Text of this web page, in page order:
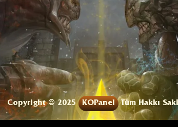
Copyright © 2025 KOPanel Tüm Hakkı